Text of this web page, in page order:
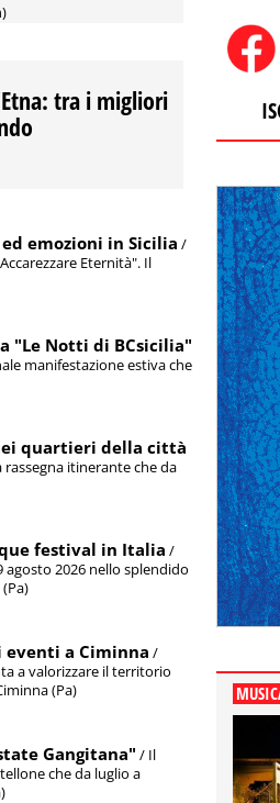
tra i migliori
emozioni in Sicilia /
Eternità". Il
"Le Notti di BCsicilia"
manifestazione estiva che
quartieri della città
itinerante che da
festival in Italia /
2026 nello splendido
a Ciminna /
a valorizzare il territorio
(Pa)
Gangitana" / Il
che da luglio a